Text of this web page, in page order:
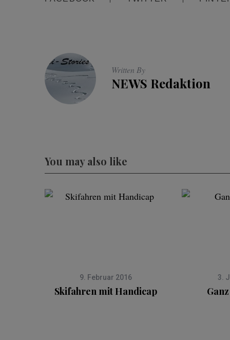
Written By
NEWS Redaktion
You may also like
9. Februar 2016
Skifahren mit Handicap
3.